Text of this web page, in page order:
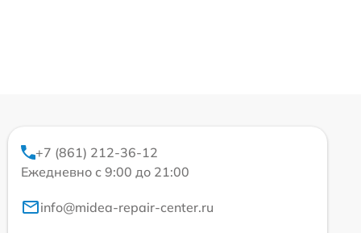
+7 (861) 212-36-12
Ежедневно с 9:00 до 21:00
info@midea-repair-center.ru